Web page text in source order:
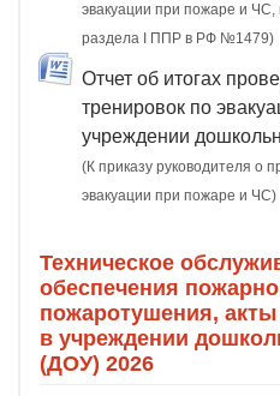
эвакуации при пожаре и ЧС,
раздела I ППР в РФ №1479)
Отчет об итогах
тренировок по
учреждении
(К приказу руководителя о
эвакуации при пожаре и ЧС)
Техническое
обеспечения
пожаротушения,
в учреждении
(ДОУ) 2026